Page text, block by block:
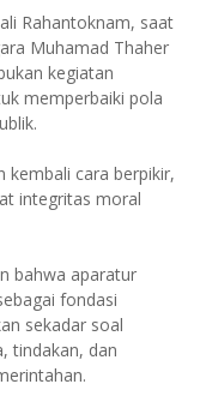
Rahantoknam, saat
Muhamad Thaher
kegiatan
memperbaiki pola
kembali cara berpikir,
integritas moral
bahwa aparatur
fondasi
sekadar soal
tindakan, dan